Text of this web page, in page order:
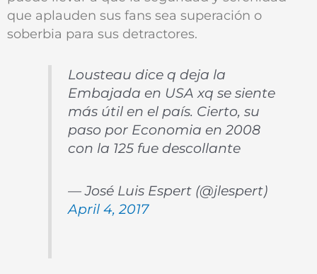
que aplauden sus fans sea superación o
soberbia para sus detractores.
Lousteau dice q deja la
Embajada en USA xq se siente
más útil en el país. Cierto, su
paso por Economia en 2008
con la 125 fue descollante
— José Luis Espert (@jlespert)
April 4, 2017